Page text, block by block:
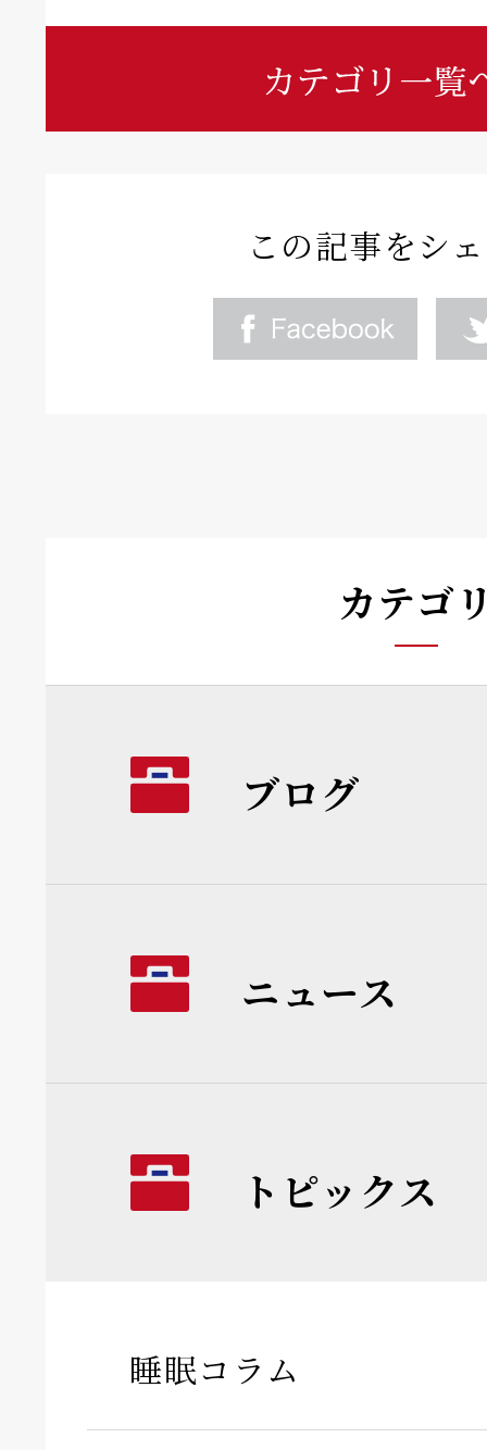
この記事をシ
カテゴ
ブログ
ニュース
トピックス
睡眠コラム